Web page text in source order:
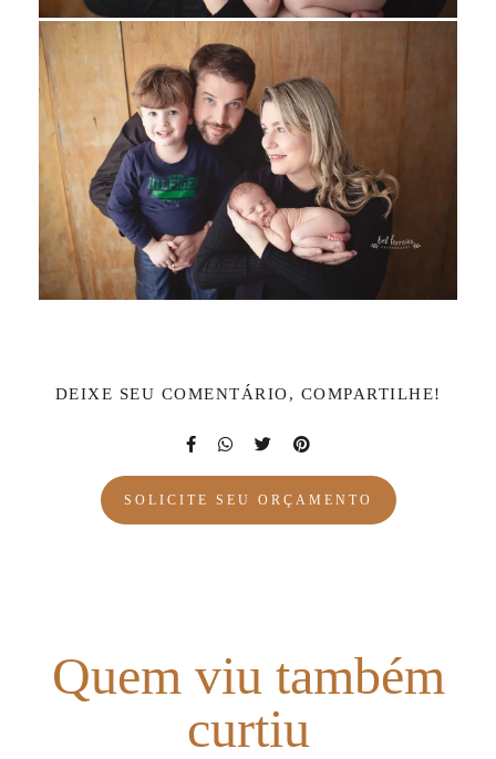
DEIXE SEU COMENTÁRIO, COMPARTILHE!
SOLICITE SEU ORÇAMENTO
Quem viu também
curtiu